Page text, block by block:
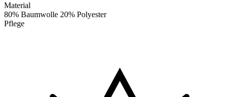
Material
80% Baumwolle 20% Polyester
Pflege